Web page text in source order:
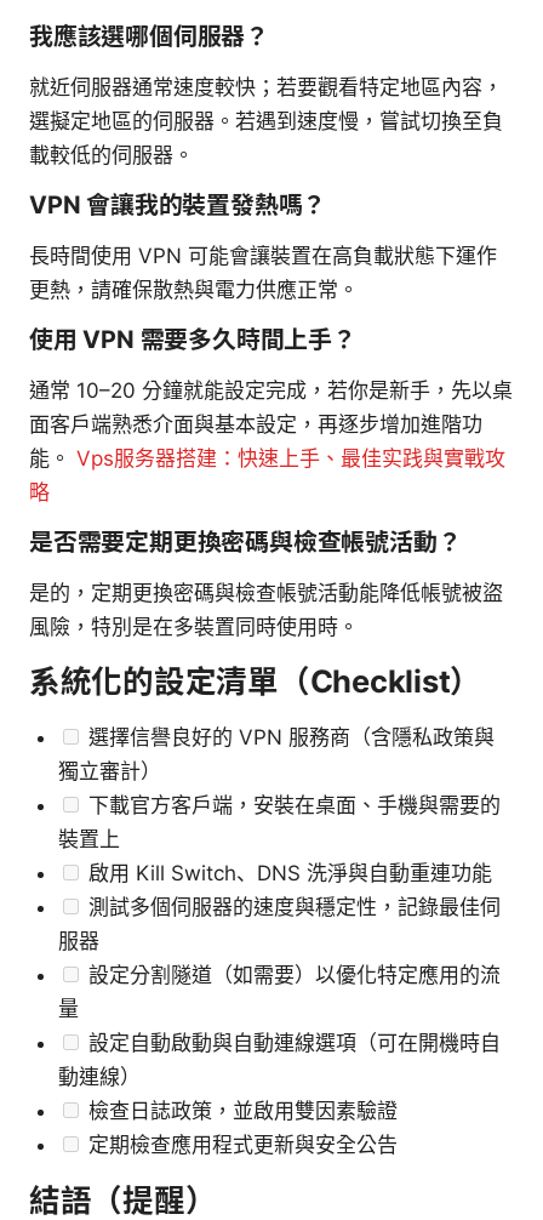
我應該選哪個伺服器？
就近伺服器通常速度較快；若要觀看特定地區內容，
選擬定地區的伺服器。若遇到速度慢，嘗試切換至負
載較低的伺服器。
VPN 會讓我的裝置發熱嗎？
長時間使用 VPN 可能會讓裝置在高負載狀態下運作
更熱，請確保散熱與電力供應正常。
使用 VPN 需要多久時間上手？
通常 10–20 分鐘就能設定完成，若你是新手，先以桌
面客戶端熟悉介面與基本設定，再逐步增加進階功
能。 Vps服务器搭建：快速上手、最佳实践與實戰攻
略
是否需要定期更換密碼與檢查帳號活動？
是的，定期更換密碼與檢查帳號活動能降低帳號被盜
風險，特別是在多裝置同時使用時。
系統化的設定清單（Checklist）
選擇信譽良好的 VPN 服務商（含隱私政策與
獨立審計）
下載官方客戶端，安裝在桌面、手機與需要的
裝置上
啟用 Kill Switch、DNS 洗淨與自動重連功能
測試多個伺服器的速度與穩定性，記錄最佳伺
服器
設定分割隧道（如需要）以優化特定應用的流
量
設定自動啟動與自動連線選項（可在開機時自
動連線）
檢查日誌政策，並啟用雙因素驗證
定期檢查應用程式更新與安全公告
結語（提醒）